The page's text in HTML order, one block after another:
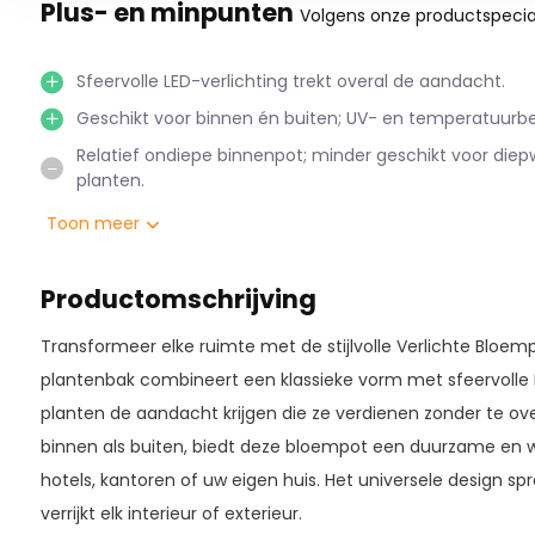
Plus- en minpunten Volgens onze
Sfeervolle LED-verlichting trekt overal de aandacht.
Geschikt voor binnen én buiten; UV- en
Relatief ondiepe binnenpot; minder geschikt voor
planten.
Toon meer
Productomschrijving
Transformeer elke ruimte met de stijlvolle Verlichte
plantenbak combineert een klassieke vorm met sfeervolle
planten de aandacht krijgen die ze verdienen zonder te
binnen als buiten, biedt deze bloempot een duurzame en
hotels, kantoren of uw eigen huis. Het universele design
verrijkt elk interieur of exterieur.